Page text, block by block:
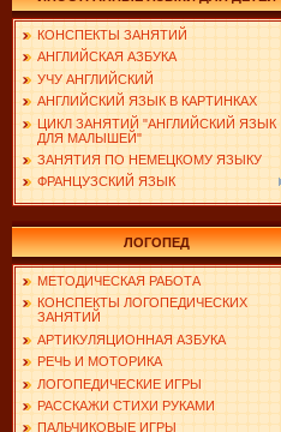
КОНСПЕКТЫ ЗАНЯТИЙ
АНГЛИЙСКАЯ АЗБУКА
УЧУ АНГЛИЙСКИЙ
АНГЛИЙСКИЙ ЯЗЫК В КАРТИНКАХ
ЦИКЛ ЗАНЯТИЙ "АНГЛИЙСКИЙ ЯЗЫК
ДЛЯ МАЛЫШЕЙ"
ЗАНЯТИЯ ПО НЕМЕЦКОМУ ЯЗЫКУ
ФРАНЦУЗСКИЙ ЯЗЫК
ЛОГОПЕД
МЕТОДИЧЕСКАЯ РАБОТА
КОНСПЕКТЫ ЛОГОПЕДИЧЕСКИХ
ЗАНЯТИЙ
АРТИКУЛЯЦИОННАЯ АЗБУКА
РЕЧЬ И МОТОРИКА
ЛОГОПЕДИЧЕСКИЕ ИГРЫ
РАССКАЖИ СТИХИ РУКАМИ
ПАЛЬЧИКОВЫЕ ИГРЫ